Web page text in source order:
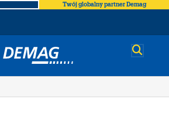
Twój globalny partner Demag
Demag